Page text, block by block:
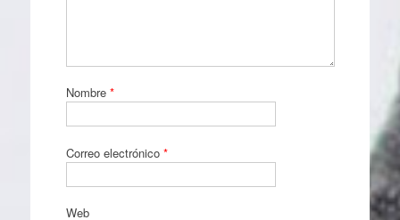
Nombre *
Correo electrónico *
Web